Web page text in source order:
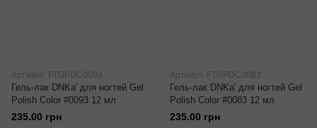
Артикул: FTGPDC0093
Гель-лак DNKa' для ногтей Gel
Polish Color #0093 12 мл
235.00 грн
Артикул: FTGPDС0083
Гель-лак DNKa' для ногтей Gel
Polish Color #0083 12 мл
235.00 грн